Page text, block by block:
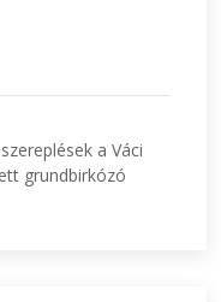
a Váci
grundbirkózó